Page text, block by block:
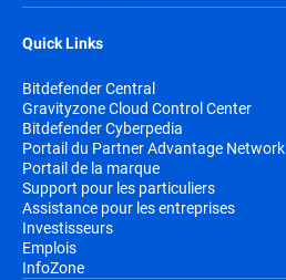
Quick Links
Bitdefender Central
Gravityzone Cloud Control Center
Bitdefender Cyberpedia
Portail du Partner Advantage Network
Portail de la marque
Support pour les particuliers
Assistance pour les entreprises
Investisseurs
Emplois
InfoZone